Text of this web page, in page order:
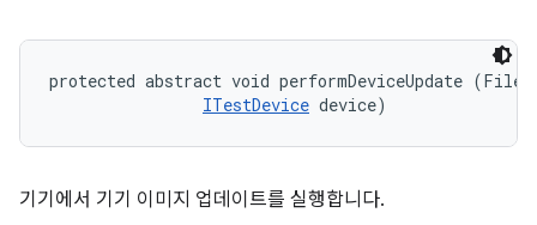
protected abstract void performDeviceUpdate (File
ITestDevice device)
기기에서 기기 이미지 업데이트를 실행합니다.